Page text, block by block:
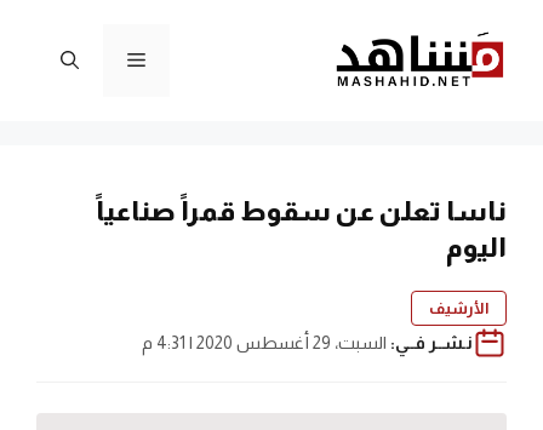
المحتوى
القائمة
ناسا تعلن عن سقوط قمراً صناعياً
اليوم
الأرشيف
نـشــر فــي: السبت، 29 أغسطس 2020 | 4:31 م